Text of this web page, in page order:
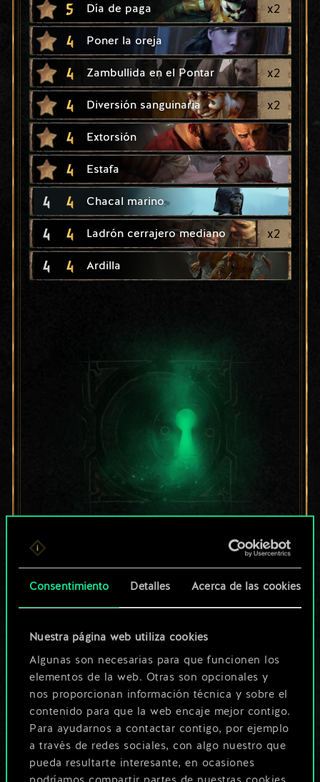
Consentimiento Detalles Acerca de las cookies
Nuestra página web utiliza cookies
Algunas son necesarias para que funcionen los
elementos de la web. Otras son opcionales y
nos proporcionan información técnica y sobre el
contenido para que la web encaje mejor contigo.
Para ayudarnos a contactar contigo, por ejemplo
a través de redes sociales, con algo nuestro que
pueda resultarte interesante, en ocasiones
5 Día de paga x2
4 Poner la oreja
4 Zambullida en el Pontar x2
4 Diversión sanguinaria x2
4 Extorsión
4 Estafa
4 4 Chacal marino
4 4 Ladrón cerrajero mediano x2
4 4 Ardilla
Por ahora, solo es
un conjunto de
cartas compartido.
¡Pero puede llegar a
ser mucho más!
Poner nombre a esta baraja y crear
una guía